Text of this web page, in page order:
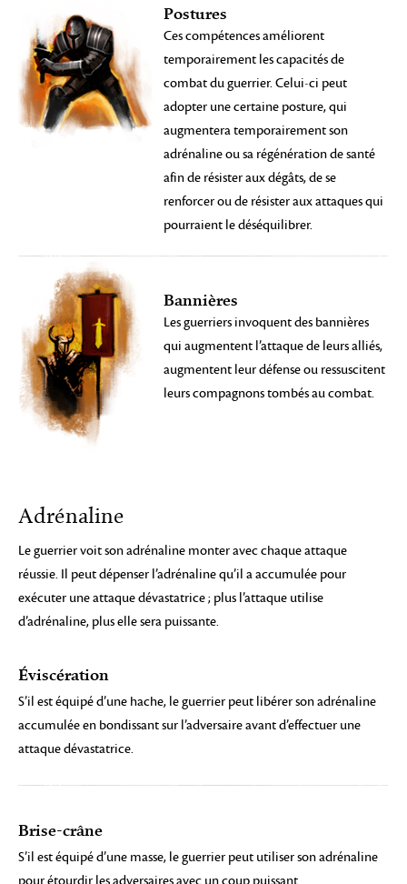
Postures
Ces compétences améliorent
temporairement les capacités de
combat du guerrier. Celui-ci peut
adopter une certaine posture, qui
augmentera temporairement son
adrénaline ou sa régénération de santé
afin de résister aux dégâts, de se
renforcer ou de résister aux attaques qui
pourraient le déséquilibrer.
Bannières
Les guerriers invoquent des bannières
qui augmentent l’attaque de leurs alliés,
augmentent leur défense ou ressuscitent
leurs compagnons tombés au combat.
Adrénaline
Le guerrier voit son adrénaline monter avec chaque attaque
réussie. Il peut dépenser l’adrénaline qu’il a accumulée pour
exécuter une attaque dévastatrice ; plus l’attaque utilise
d’adrénaline, plus elle sera puissante.
Éviscération
S’il est équipé d’une hache, le guerrier peut libérer son adrénaline
accumulée en bondissant sur l’adversaire avant d’effectuer une
attaque dévastatrice.
Brise-crâne
S’il est équipé d’une masse, le guerrier peut utiliser son adrénaline
pour étourdir les adversaires avec un coup puissant.